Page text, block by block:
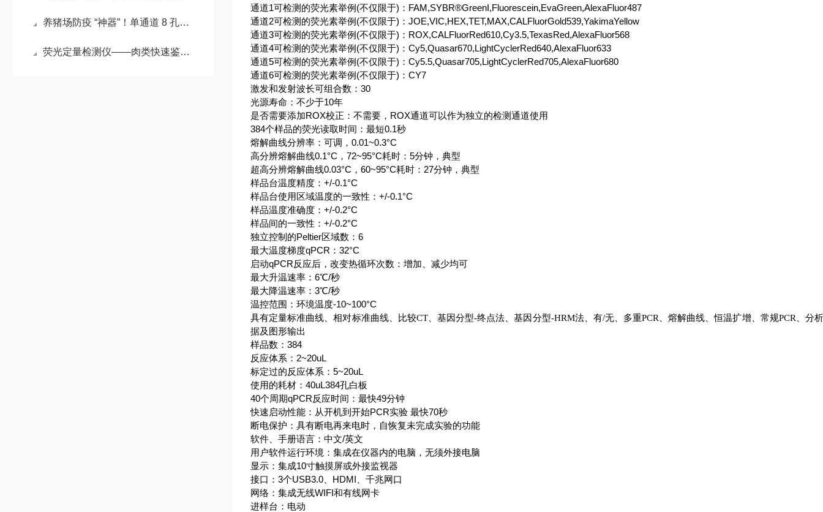
养猪场防疫 “神器”！单通道 8 孔非洲猪瘟检测仪守护猪群安全
荧光定量检测仪——肉类快速鉴别设备：分子诊断领域的 “火眼金睛”
通道1可检测的荧光素举例(不仅限于)：FAM,SYBR®GreenI,Fluorescein,EvaGreen,AlexaFluor487
通道2可检测的荧光素举例(不仅限于)：JOE,VIC,HEX,TET,MAX,CALFluorGold539,YakimaYellow
通道3可检测的荧光素举例(不仅限于)：ROX,CALFluorRed610,Cy3.5,TexasRed,AlexaFluor568
通道4可检测的荧光素举例(不仅限于)：Cy5,Quasar670,LightCyclerRed640,AlexaFluor633
通道5可检测的荧光素举例(不仅限于)：Cy5.5,Quasar705,LightCyclerRed705,AlexaFluor680
通道6可检测的荧光素举例(不仅限于)：CY7
激发和发射波长可组合数：30
光源寿命：不少于10年
是否需要添加ROX校正：不需要，ROX通道可以作为独立的检测通道使用
384个样品的荧光读取时间：最短0.1秒
熔解曲线分辨率：可调，0.01~0.3°C
高分辨熔解曲线0.1°C，72~95°C耗时：5分钟，典型
超高分辨熔解曲线0.03°C，60~95°C耗时：27分钟，典型
样品台温度精度：+/-0.1°C
样品台使用区域温度的一致性：+/-0.1°C
样品温度准确度：+/-0.2°C
样品间的一致性：+/-0.2°C
独立控制的Peltier区域数：6
最大温度梯度qPCR：32°C
启动qPCR反应后，改变热循环次数：增加、减少均可
最大升温速率：6℃/秒
最大降温速率：3℃/秒
温控范围：环境温度-10~100°C
具有定量标准曲线、相对标准曲线、比较CT、基因分型-终点法、基因分型-HRM法、有/无、多重PCR、熔解曲线、恒温扩增、常规PCR、分
据及图形输出
样品数：384
反应体系：2~20uL
标定过的反应体系：5~20uL
使用的耗材：40uL384孔白板
40个周期qPCR反应时间：最快49分钟
快速启动性能：从开机到开始PCR实验 最快70秒
断电保护：具有断电再来电时，自恢复未完成实验的功能
软件、手册语言：中文/英文
用户软件运行环境：集成在仪器内的电脑，无须外接电脑
显示：集成10寸触摸屏或外接监视器
接口：3个USB3.0、HDMI、千兆网口
网络：集成无线WIFI和有线网卡
进样台：电动